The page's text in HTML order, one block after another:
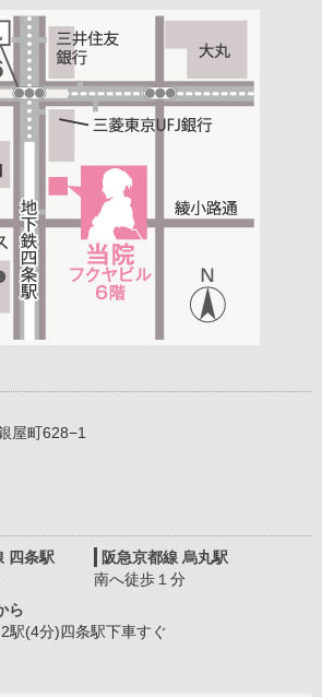
屋町628−1
四条駅
阪急京都線 烏丸駅
南へ徒歩１分
ら
駅(4分)四条駅下車すぐ